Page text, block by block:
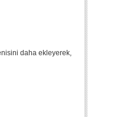
daha ekleyerek,